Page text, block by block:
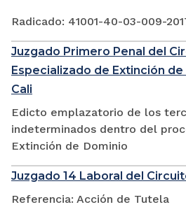
Radicado: 41001-40-03-009-
Juzgado Primero Penal del
Especializado de Extinción
Cali
Edicto emplazatorio de los
indeterminados dentro del
Extinción de Dominio
Juzgado 14 Laboral del
Referencia: Acción de Tutela